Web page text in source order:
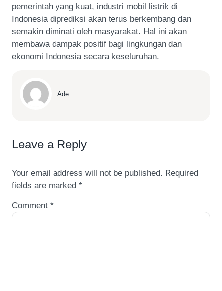
pemerintah yang kuat, industri mobil listrik di
Indonesia diprediksi akan terus berkembang dan
semakin diminati oleh masyarakat. Hal ini akan
membawa dampak positif bagi lingkungan dan
ekonomi Indonesia secara keseluruhan.
Ade
Leave a Reply
Your email address will not be published. Required
fields are marked *
Comment *